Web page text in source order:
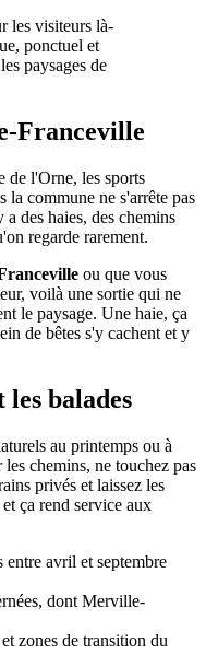
les visiteurs là-
ponctuel et
paysages de
Franceville
de l'Orne, les sports
la commune ne s'arrête pas
des haies, des chemins
regarde rarement.
ou que vous
voilà une sortie qui ne
le paysage. Une haie, ça
de bêtes s'y cachent et y
balades
au printemps ou à
chemins, ne touchez pas
privés et laissez les
ça rend service aux
entre avril et septembre
dont Merville-
zones de transition du